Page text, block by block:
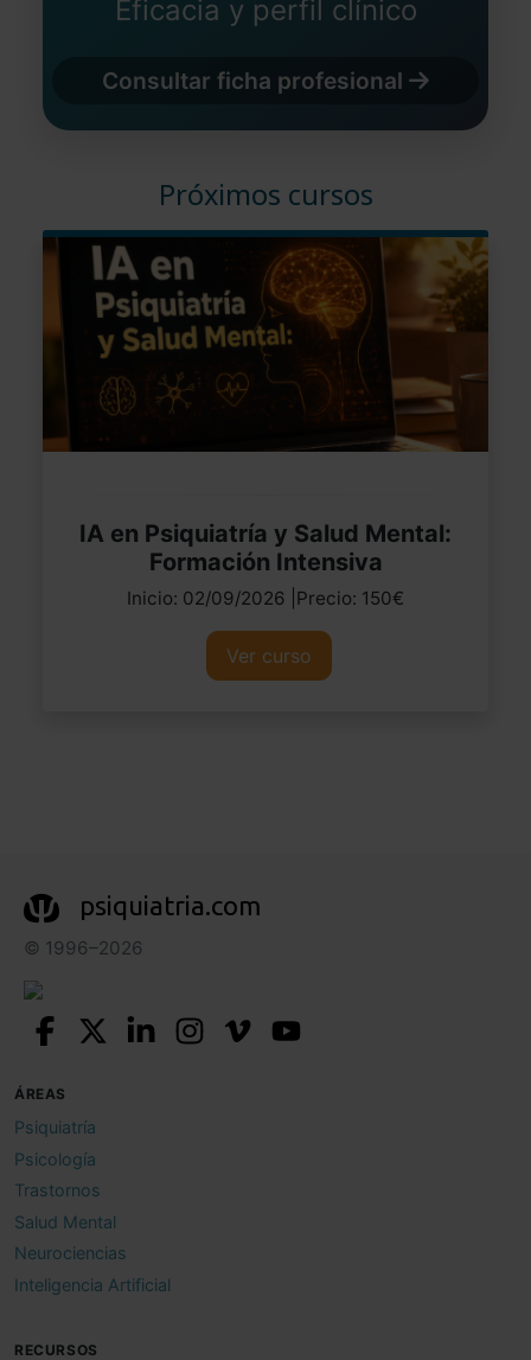
Eficacia y perfil clínico
Consultar ficha profesional
Próximos cursos
IA en Psiquiatría y Salud Mental:
Formación Intensiva
Inicio: 02/09/2026 |Precio: 150€
Ver curso
psiquiatria.com
© 1996–2026
ÁREAS
Psiquiatría
Psicología
Trastornos
Salud Mental
Neurociencias
Inteligencia Artificial
RECURSOS